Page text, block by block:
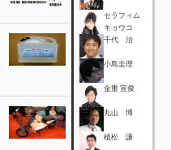
セラフィム
キョウコ
千代 治
小島圭理
金重 宣俊
丸山 博
植松 謙